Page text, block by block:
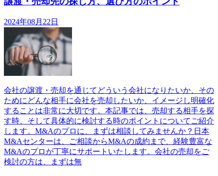
2024年08月22日
会社の譲渡・売却を通じてどういう会社になりたいか、その
ためにどんな相手に会社を売却したいか、イメージし明確化
することは非常に大切です。本記事では、売却する相手を探
す時、そして具体的に検討する時のポイントについてご紹介
します。M&Aのプロに、まずは相談してみませんか？日本
M&Aセンターは、ご相談からM&Aの成約まで、経験豊富な
M&Aのプロが丁寧にサポートいたします。会社の売却をご
検討の方は、まずは無